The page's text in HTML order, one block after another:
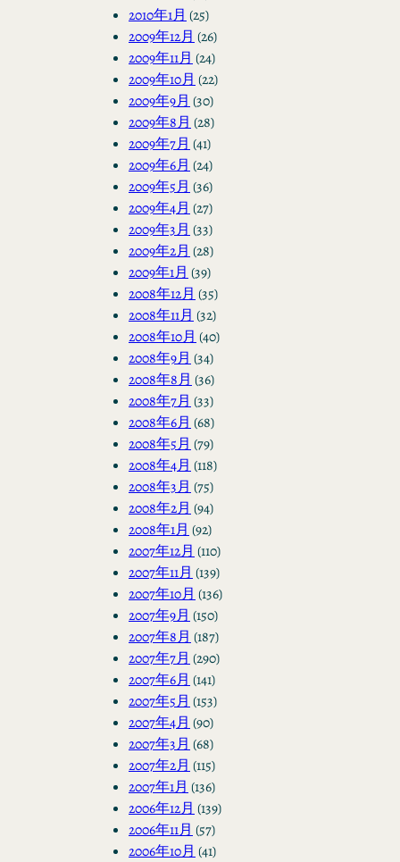
2010年1月 (25)
2009年12月 (26)
2009年11月 (24)
2009年10月 (22)
2009年9月 (30)
2009年8月 (28)
2009年7月 (41)
2009年6月 (24)
2009年5月 (36)
2009年4月 (27)
2009年3月 (33)
2009年2月 (28)
2009年1月 (39)
2008年12月 (35)
2008年11月 (32)
2008年10月 (40)
2008年9月 (34)
2008年8月 (36)
2008年7月 (33)
2008年6月 (68)
2008年5月 (79)
2008年4月 (118)
2008年3月 (75)
2008年2月 (94)
2008年1月 (92)
2007年12月 (110)
2007年11月 (139)
2007年10月 (136)
2007年9月 (150)
2007年8月 (187)
2007年7月 (290)
2007年6月 (141)
2007年5月 (153)
2007年4月 (90)
2007年3月 (68)
2007年2月 (115)
2007年1月 (136)
2006年12月 (139)
2006年11月 (57)
2006年10月 (41)